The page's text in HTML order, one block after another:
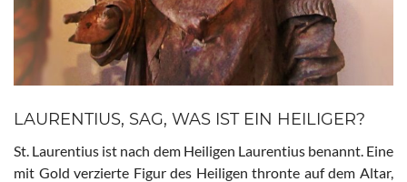
LAURENTIUS, SAG, WAS IST EIN HEILIGER?
St. Laurentius ist nach dem Heiligen Laurentius benannt. Eine
mit Gold verzierte Figur des Heiligen thronte auf dem Altar,